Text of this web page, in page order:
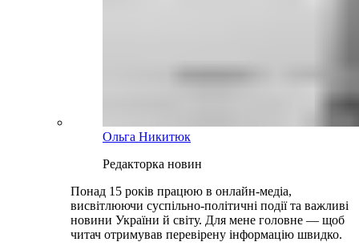
Ольга Никитюк
Редакторка новин
Понад 15 років працюю в онлайн-медіа,
висвітлюючи суспільно-політичні події та важливі
новини України й світу. Для мене головне — щоб
читач отримував перевірену інформацію швидко.